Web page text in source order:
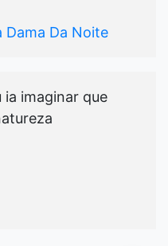
Dama Da Noite
ia imaginar que